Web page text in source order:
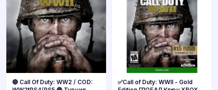
🔴 Call Of Duty: WW2 / COD:
✅Call of Duty: WWII - Gold